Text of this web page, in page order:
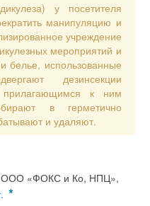
у посетителя
манипуляцию и
учреждение
мероприятий и
белье, использованные
дезинсекции
прилагающимся к ним
в герметично
и удаляют.
«ФОКС и Ко, НПЦ»,
*